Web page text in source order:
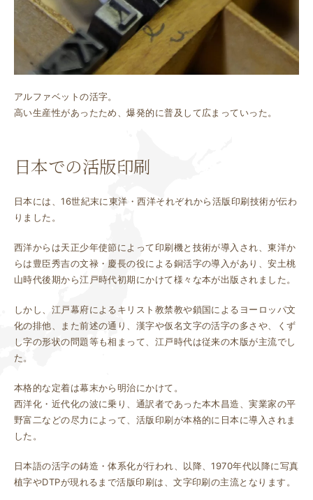
アルファベットの活字。
高い生産性があったため、爆発的に普及して広まっていった。
日本での活版印刷
日本には、16世紀末に東洋・西洋それぞれから活版印刷技術が伝わ
りました。
西洋からは天正少年使節によって印刷機と技術が導入され、東洋か
らは豊臣秀吉の文禄・慶長の役による銅活字の導入があり、安土桃
山時代後期から江戸時代初期にかけて様々な本が出版されました。
しかし、江戸幕府によるキリスト教禁教や鎖国によるヨーロッパ文
化の排他、また前述の通り、漢字や仮名文字の活字の多さや、くず
し字の形状の問題等も相まって、江戸時代は従来の木版が主流でし
た。
本格的な定着は幕末から明治にかけて。
西洋化・近代化の波に乗り、通訳者であった本木昌造、実業家の平
野富二などの尽力によって、活版印刷が本格的に日本に導入されま
した。
日本語の活字の鋳造・体系化が行われ、以降、1970年代以降に写真
植字やDTPが現れるまで活版印刷は、文字印刷の主流となります。